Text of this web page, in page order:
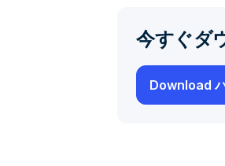
今すぐダ
Download